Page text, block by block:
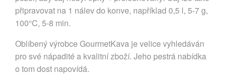
připravovat na 1 nálev do konve, například 0,5 l, 5-7 g,
100°C, 5-8 min.
Oblíbený výrobce GourmetKava je velice vyhledáván
pro své nápadité a kvalitní zboží. Jeho pestrá nabídka
o tom dost napovídá.